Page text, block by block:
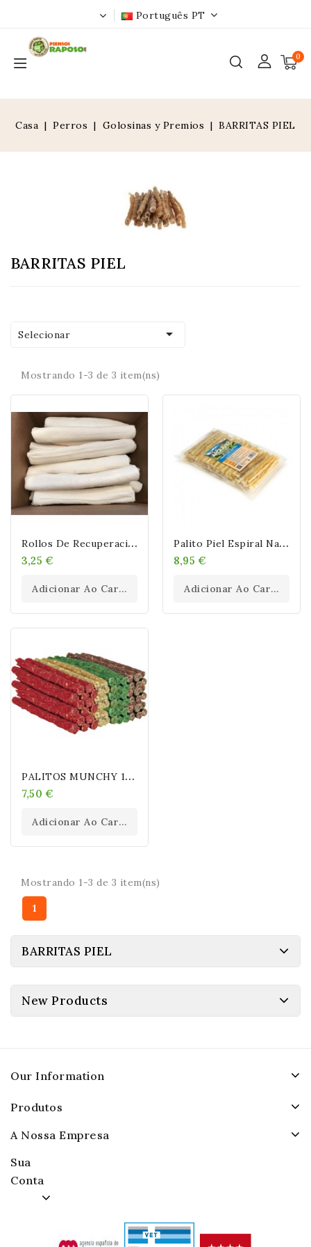
Português PT
0
Casa Perros Golosinas y Premios BARRITAS PIEL
BARRITAS PIEL
Selecionar 
Mostrando 1-3 de 3 item(ns)
R
Ollos De Recuperación De Piel Cruda Blanca De 25,4 X 2,5 Cm
3,25 €
Adicionar Ao Carrinho
P
Alito Piel Espiral Natural Snacks Piel Prensada 100 UD
8,95 €
Adicionar Ao Carrinho
P
ALITOS MUNCHY 100 UNIDADES
7,50 €
Adicionar Ao Carrinho
Mostrando 1-3 de 3 item(ns)
1
BARRITAS PIEL
New Products
Our Information
Produtos
A Nossa Empresa
Sua
Conta